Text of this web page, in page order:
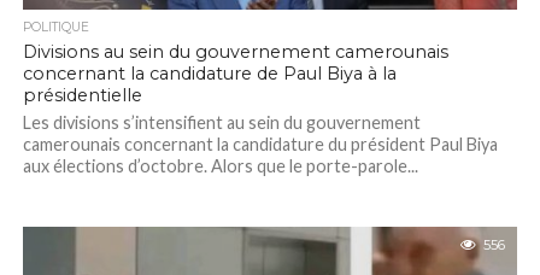
POLITIQUE
Divisions au sein du gouvernement camerounais
concernant la candidature de Paul Biya à la
présidentielle
Les divisions s’intensifient au sein du gouvernement
camerounais concernant la candidature du président Paul Biya
aux élections d’octobre. Alors que le porte-parole...
556